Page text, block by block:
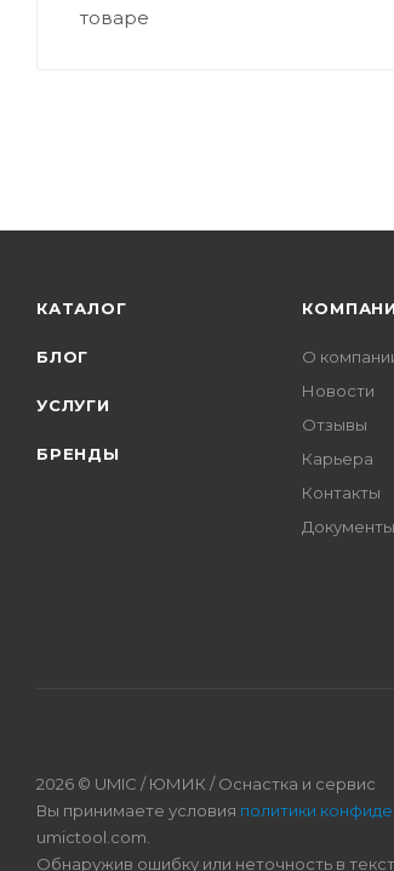
товаре
КАТАЛОГ
БЛОГ
УСЛУГИ
БРЕНДЫ
О
Новости
Отзывы
Карьера
Контакты
Документы
2026 © UMIC / ЮМИК / Оснастка и сервис
Вы принимаете условия политики
umictool.com.
Обнаружив ошибку или неточность в